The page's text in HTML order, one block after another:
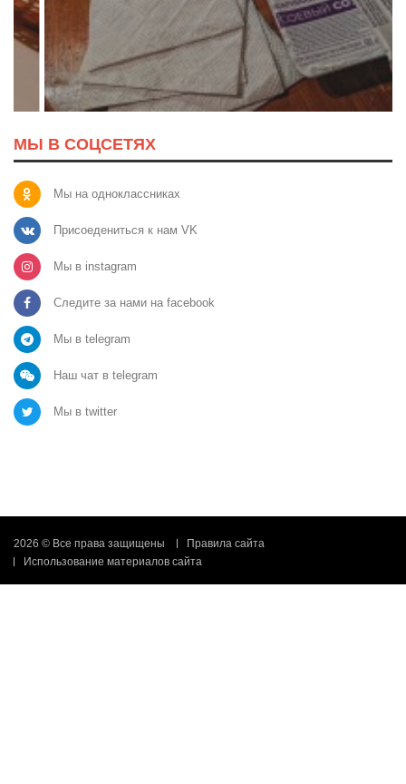
МЫ В СОЦСЕТЯХ
Мы на одноклассниках
Присоедениться к нам VK
Мы в instagram
Следите за нами на facebook
Мы в telegram
Наш чат в telegram
Мы в twitter
2026 © Все права защищены
Правила сайта
Использование материалов сайта